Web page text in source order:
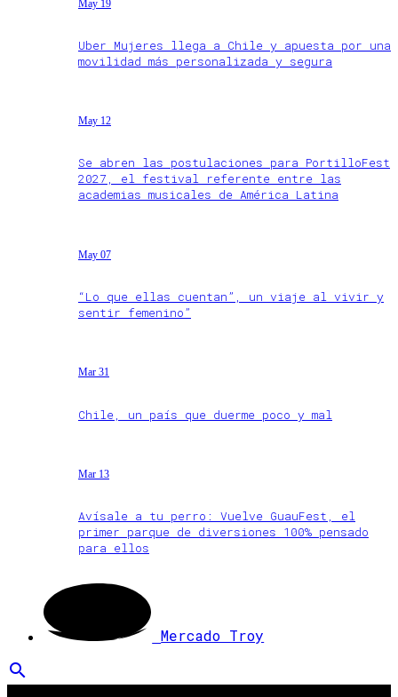
May 19
Uber Mujeres llega a Chile y apuesta por una
movilidad más personalizada y segura
May 12
Se abren las postulaciones para PortilloFest
2027, el festival referente entre las
academias musicales de América Latina
May 07
“Lo que ellas cuentan”, un viaje al vivir y
sentir femenino”
Mar 31
Chile, un país que duerme poco y mal
Mar 13
Avísale a tu perro: Vuelve GuauFest, el
primer parque de diversiones 100% pensado
para ellos
Mercado Troy
search